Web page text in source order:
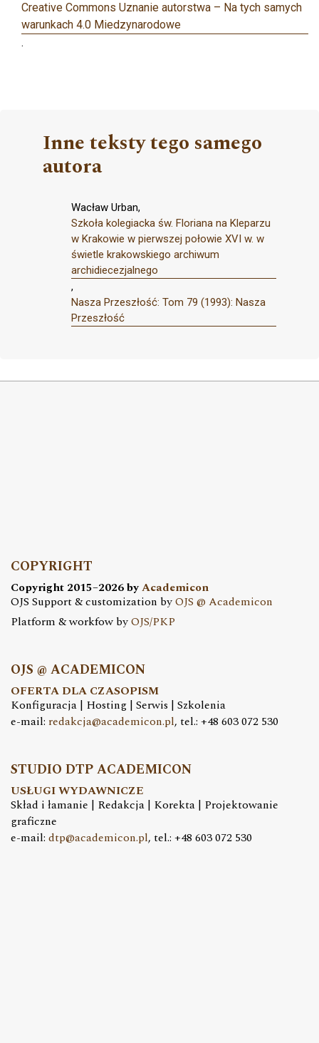
Creative Commons Uznanie autorstwa – Na tych samych
warunkach 4.0 Miedzynarodowe
.
Inne teksty tego samego
autora
Wacław Urban,
Szkoła kolegiacka św. Floriana na Kleparzu
w Krakowie w pierwszej połowie XVI w. w
świetle krakowskiego archiwum
archidiecezjalnego
,
Nasza Przeszłość: Tom 79 (1993): Nasza
Przeszłość
COPYRIGHT
Copyright 2015–2026 byAcademicon
OJS Support & customization byOJS @ Academicon
Platform & workfow byOJS/PKP
OJS @ ACADEMICON
OFERTA DLA CZASOPISM
Konfiguracja | Hosting | Serwis | Szkolenia
e-mail: redakcja@academicon.pl, tel.: +48 603 072 530
STUDIO DTP ACADEMICON
USŁUGI WYDAWNICZE
Skład i łamanie | Redakcja | Korekta | Projektowanie
graficzne
e-mail: dtp@academicon.pl, tel.: +48 603 072 530